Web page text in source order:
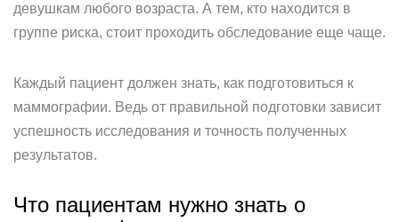
девушкам любого возраста. А тем, кто находится в
группе риска, стоит проходить обследование еще чаще.
Каждый пациент должен знать, как подготовиться к
маммографии. Ведь от правильной подготовки зависит
успешность исследования и точность полученных
результатов.
Что пациентам нужно знать о